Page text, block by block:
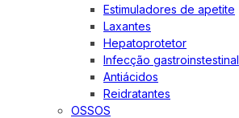
Estimuladores de apetite
Laxantes
Hepatoprotetor
Infecção gastroinstestinal
Antiácidos
Reidratantes
OSSOS